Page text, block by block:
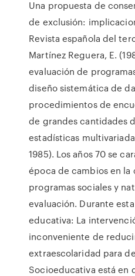
Una propuesta de
de exclusión:
Revista española del
Martínez Reguera, E.
evaluación de
diseño sistemática de
procedimientos de
de grandes cantidades
estadísticas
1985). Los años 70 se
época de cambios en la
programas sociales y
evaluación. Durante
educativa: La
inconveniente de
extraescolaridad para
Socioeducativa está en